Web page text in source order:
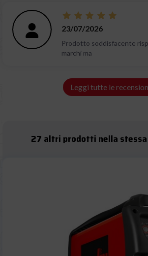
23/07/2026
Prodotto soddisfacente
marchi ma
Leggi tutte le
27 altri prodotti nella